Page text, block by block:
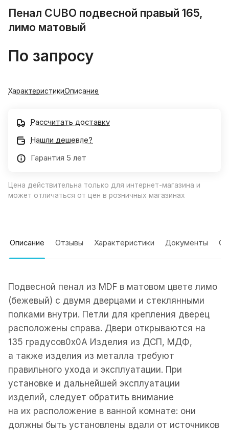
Пенал CUBO подвесной правый 165,
лимо матовый
По запросу
ХарактеристикиОписание
Рассчитать доставку
Нашли дешевле?
Гарантия 5 лет
Цена действительна только для интернет-магазина и
может отличаться от цен в розничных магазинах
Описание Отзывы Характеристики Документы
Подвесной пенал из MDF в матовом цвете лимо
(бежевый) с двумя дверцами и стеклянными
полками внутри. Петли для крепления дверец
расположены справа. Двери открываются на
135 градусов0x0A Изделия из ДСП, МДФ,
а также изделия из металла требуют
правильного ухода и эксплуатации. При
установке и дальнейшей эксплуатации
изделий, следует обратить внимание
на их расположение в ванной комнате: они
должны быть установлены вдали от источников